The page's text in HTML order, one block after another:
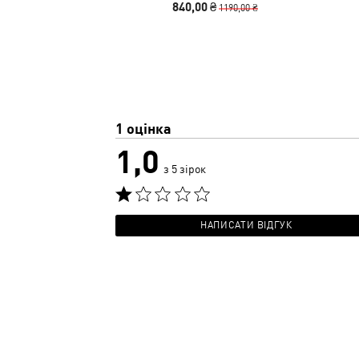
840,00 ₴1190,00 ₴
1 оцінка
1,0 з 5 зірок
НАПИСАТИ ВІДГУК